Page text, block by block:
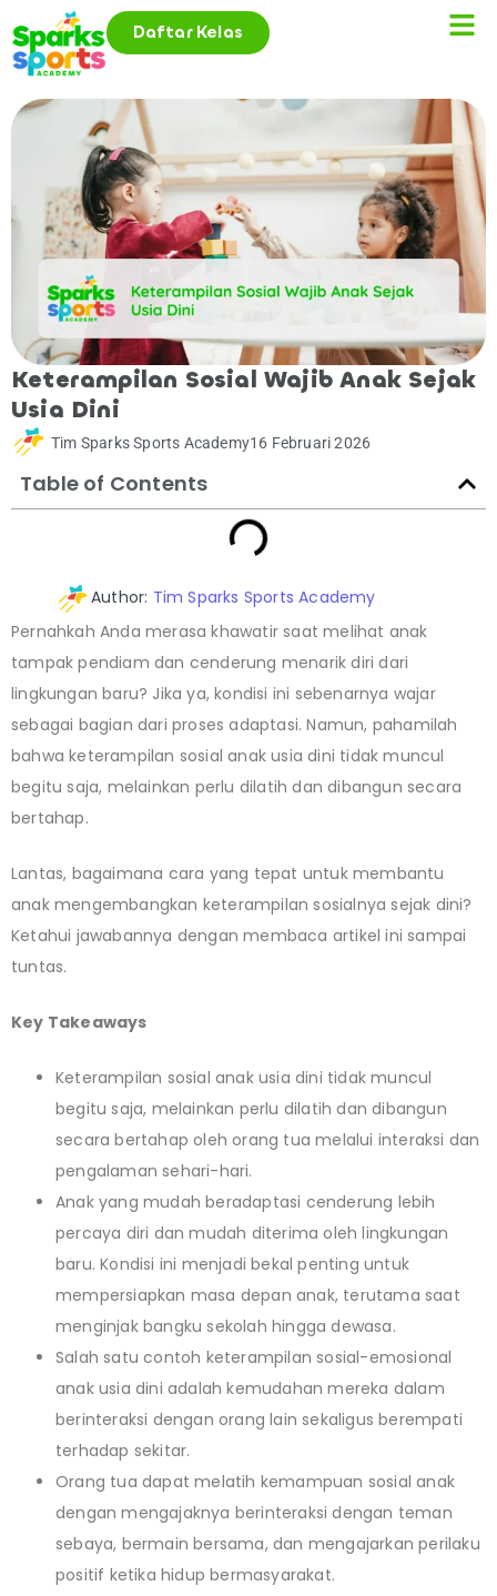
Daftar Kelas
Keterampilan Sosial Wajib Anak Sejak
Usia Dini
Tim Sparks Sports Academy16 Februari 2026
Table of Contents
Author: Tim Sparks Sports Academy
Pernahkah Anda merasa khawatir saat melihat anak
tampak pendiam dan cenderung menarik diri dari
lingkungan baru? Jika ya, kondisi ini sebenarnya wajar
sebagai bagian dari proses adaptasi. Namun, pahamilah
bahwa keterampilan sosial anak usia dini tidak muncul
begitu saja, melainkan perlu dilatih dan dibangun secara
bertahap.
Lantas, bagaimana cara yang tepat untuk membantu
anak mengembangkan keterampilan sosialnya sejak dini?
Ketahui jawabannya dengan membaca artikel ini sampai
tuntas.
Key Takeaways
Keterampilan sosial anak usia dini tidak muncul
begitu saja, melainkan perlu dilatih dan dibangun
secara bertahap oleh orang tua melalui interaksi dan
pengalaman sehari-hari.
Anak yang mudah beradaptasi cenderung lebih
percaya diri dan mudah diterima oleh lingkungan
baru. Kondisi ini menjadi bekal penting untuk
mempersiapkan masa depan anak, terutama saat
menginjak bangku sekolah hingga dewasa.
Salah satu contoh keterampilan sosial-emosional
anak usia dini adalah kemudahan mereka dalam
berinteraksi dengan orang lain sekaligus berempati
terhadap sekitar.
Orang tua dapat melatih kemampuan sosial anak
dengan mengajaknya berinteraksi dengan teman
sebaya, bermain bersama, dan mengajarkan perilaku
positif ketika hidup bermasyarakat.